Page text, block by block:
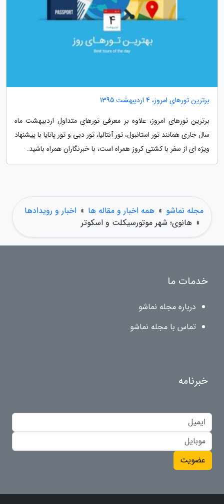
برترین تورهای امروز، 4 اردیبهشت 1395
برترین تورهای امروز، علاوه بر معرفی تورهای متداول اردبیهشت ماه
سال جاری همانند تور استانبول، تور آنتالیا، تور دبی و تور پاتایا با پیشنهاد
ویژه ای از سفر با کشتی کروز همراه است، با خبرنگاران همراه باشید.
مجله نماشو » همه اخبار و مقاله ها » اخبار و رویدادها
» هانوی؛ شهر موتورسیکلت و اسکوتر
خدمات ما
درباره مجله نماشو
تماس با مجله نماشو
خبرنامه
عضویت